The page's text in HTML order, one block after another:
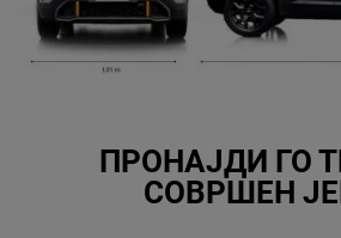
ПРОНАЈДИ ГО
СОВРШЕН